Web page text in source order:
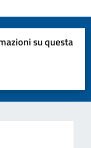
su questa